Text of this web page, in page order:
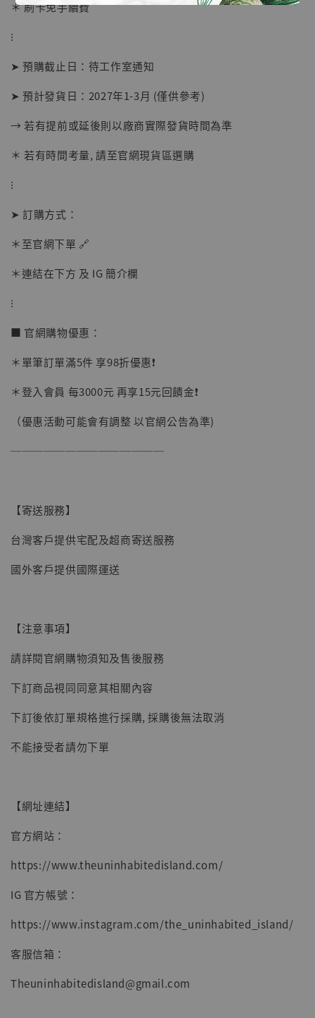
【店內現貨】海賊王 系列蒐藏雕像 布魯克達
NT$ 1,870
【現貨】BJSTUDIO 1/6系列可動蒐藏人偶 讓
NT$ 4,980
NT$ 5,300
加入購物車
＊ 刷卡免手續費
⁝
➤ 預購截止日：待工作室通知
➤ 預計發貨日：2027年1-3月 (僅供參考)
→ 若有提前或延後則以廠商實際發貨時間為準
＊ 若有時間考量, 請至官網現貨區選購
⁝
➤ 訂購方式：
＊至官網下單 🔗
＊連結在下方 及 IG 簡介欄
⁝
■ 官網購物優惠：
＊單筆訂單滿5件 享98折優惠❗️
＊登入會員 每3000元 再享15元回饋金❗️
（優惠活動可能會有調整 以官網公告為準)
──────────────
【寄送服務】
台灣客戶提供宅配及超商寄送服務
國外客戶提供國際運送
【注意事項】
請詳閱官網購物須知及售後服務
下訂商品視同同意其相關內容
下訂後依訂單規格進行採購, 採購後無法取消
不能接受者請勿下單
【網址連結】
官方網站：
https://www.theuninhabitedisland.com/
IG 官方帳號：
https://www.instagram.com/the_uninhabited_island/
客服信箱：
Theuninhabitedisland@gmail.com